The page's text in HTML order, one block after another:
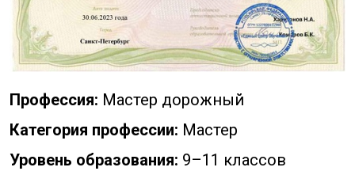
Профессия: Мастер дорожный
Категория профессии: Мастер
Уровень образования: 9–11 классов